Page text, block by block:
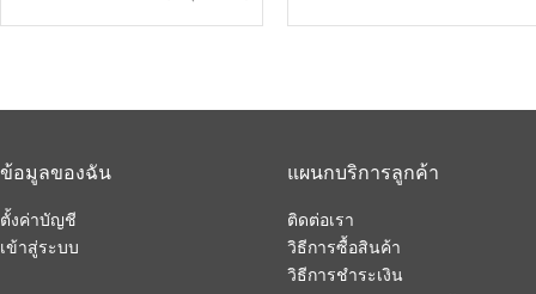
ข้อมูลของฉัน
ตั้งค่าบัญชี
เข้าสู่ระบบ
แผนกบริการลูกค้า
ติดต่อเรา
วิธีการซื้อสินค้า
วิธีการชำระเงิน